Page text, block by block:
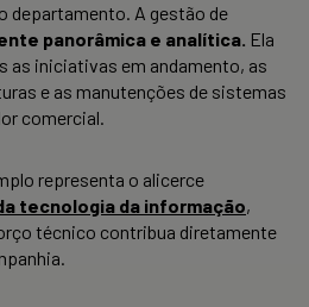
departamento. A gestão de
panorâmica e analítica. Ela
as iniciativas em andamento, as
e as manutenções de sistemas
comercial.
representa o alicerce
tecnologia da informação,
técnico contribua diretamente